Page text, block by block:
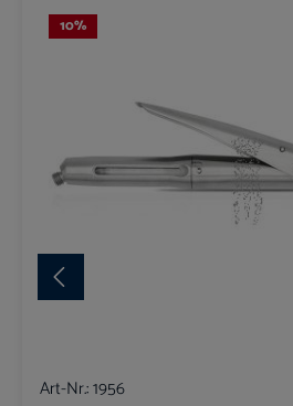
10%
Art-Nr.:1956